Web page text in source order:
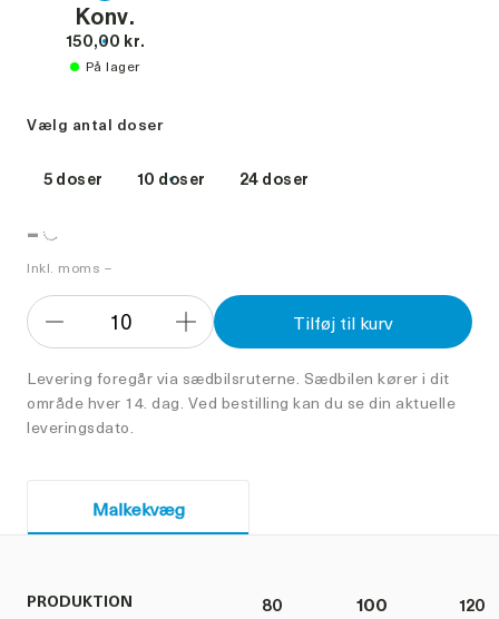
Konv.
150,00 kr.
På lager
Vælg antal doser
5 doser 10 doser 24 doser
-
Inkl. moms –
Formindsk
10
Forøg
Tilføj til kurv
Levering foregår via sædbilsruterne. Sædbilen kører i dit
område hver 14. dag. Ved bestilling kan du se din aktuelle
leveringsdato.
Malkekvæg
PRODUKTION 80 100 120